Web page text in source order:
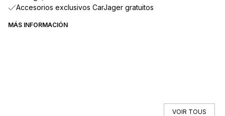
Accesorios exclusivos CarJager gratuitos
MÁS INFORMACIÓN
VOIR TOUS